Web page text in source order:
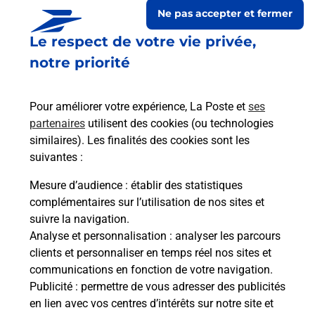
Le respect de votre vie privée,
notre priorité
Pour améliorer votre expérience, La Poste et ses
partenaires utilisent des cookies (ou technologies
similaires). Les finalités des cookies sont les
suivantes :
Mesure d’audience : établir des statistiques
complémentaires sur l’utilisation de nos sites et
suivre la navigation.
Analyse et personnalisation : analyser les parcours
clients et personnaliser en temps réel nos sites et
communications en fonction de votre navigation.
Publicité : permettre de vous adresser des publicités
en lien avec vos centres d’intérêts sur notre site et
Ne pas accepter et fermer
Collecte du courrier aujourd'hui à 09h00
17 Rue Du Maquis
39200 Coyriere
Itinéraire
Le lien s'ouvre dans un nouvel onglet